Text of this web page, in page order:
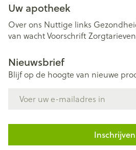
Uw apotheek
Over ons Nuttige links
van wachtVoorschriftZorgtarieven
Nieuwsbrief
Blijf op de hoogte van nieuwe
Inschrijven